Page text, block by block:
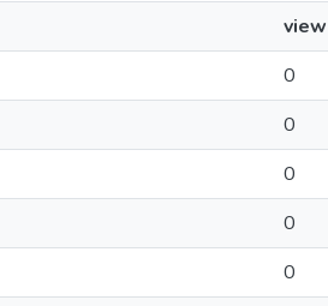
0
0
0
0
0